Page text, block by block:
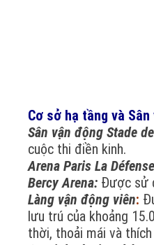
Cơ sở hạ tầng và
Sân vận động Stade
cuộc thi điền kinh.
Arena Paris La Défense
Bercy Arena: Được sử
Làng vận động viên:
lưu trú của khoảng
thời, thoải mái và